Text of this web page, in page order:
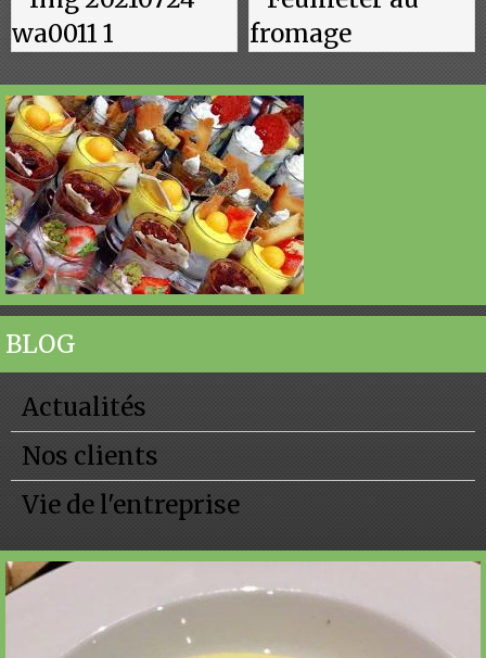
BLOG
Actualités
Nos clients
Vie de l'entreprise